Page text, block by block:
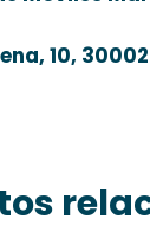
10,